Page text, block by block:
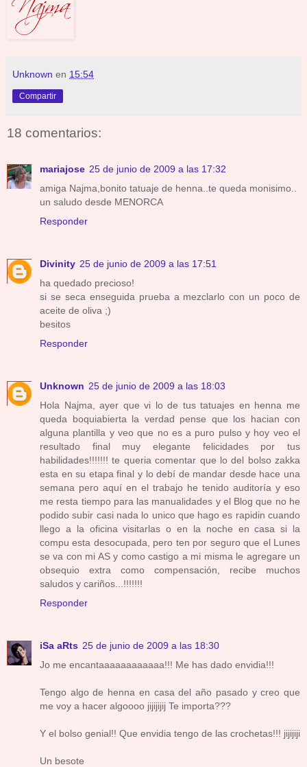
Unknown en 15:54
Compartir
18 comentarios:
mariajose 25 de junio de 2009 a las 17:32
amiga Najma,bonito tatuaje de henna..te queda monisimo..
un saludo desde MENORCA
Responder
Divinity 25 de junio de 2009 a las 17:51
ha quedado precioso!
si se seca enseguida prueba a mezclarlo con un poco de
aceite de oliva ;)
besitos
Responder
Unknown 25 de junio de 2009 a las 18:03
Hola Najma, ayer que vi lo de tus tatuajes en henna me
queda boquiabierta la verdad pense que los hacian con
alguna plantilla y veo que no es a puro pulso y hoy veo el
resultado final muy elegante felicidades por tus
habilidades!!!!!!! te queria comentar que lo del bolso zakka
esta en su etapa final y lo debí de mandar desde hace una
semana pero aquí en el trabajo he tenido auditoría y eso
me resta tiempo para las manualidades y el Blog que no he
podido subir casi nada lo unico que hago es rapidin cuando
llego a la oficina visitarlas o en la noche en casa si la
compu esta desocupada, pero ten por seguro que el Lunes
se va con mi AS y como castigo a mi misma le agregare un
obsequio extra como compensación, recibe muchos
saludos y cariños...!!!!!!!
Responder
iSa aRts 25 de junio de 2009 a las 18:30
Jo me encantaaaaaaaaaaaa!!! Me has dado envidia!!!
Tengo algo de henna en casa del año pasado y creo que
me voy a hacer algoooo jijijijij Te importa???
Y el bolso genial!! Que envidia tengo de las crochetas!!! jijijiji
Un besote